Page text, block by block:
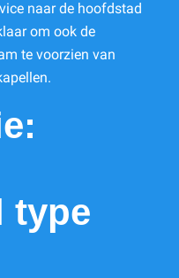
naar de hoofdstad
om ook de
te voorzien van
type